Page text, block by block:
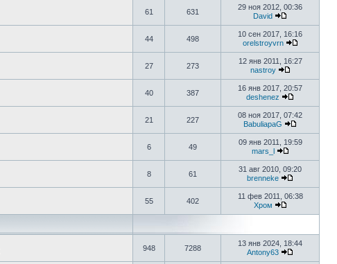
61 631
29 ноя 2012, 00:36
David
44 498
10 сен 2017, 16:16
orelstroyvrn
27 273
12 янв 2011, 16:27
nastroy
40 387
16 янв 2017, 20:57
deshenez
21 227
08 ноя 2017, 07:42
BabuliapaG
6 49
09 янв 2011, 19:59
mars_l
8 61
31 авг 2010, 09:20
brenneke
55 402
11 фев 2011, 06:38
Хром
948 7288
13 янв 2024, 18:44
Antony63